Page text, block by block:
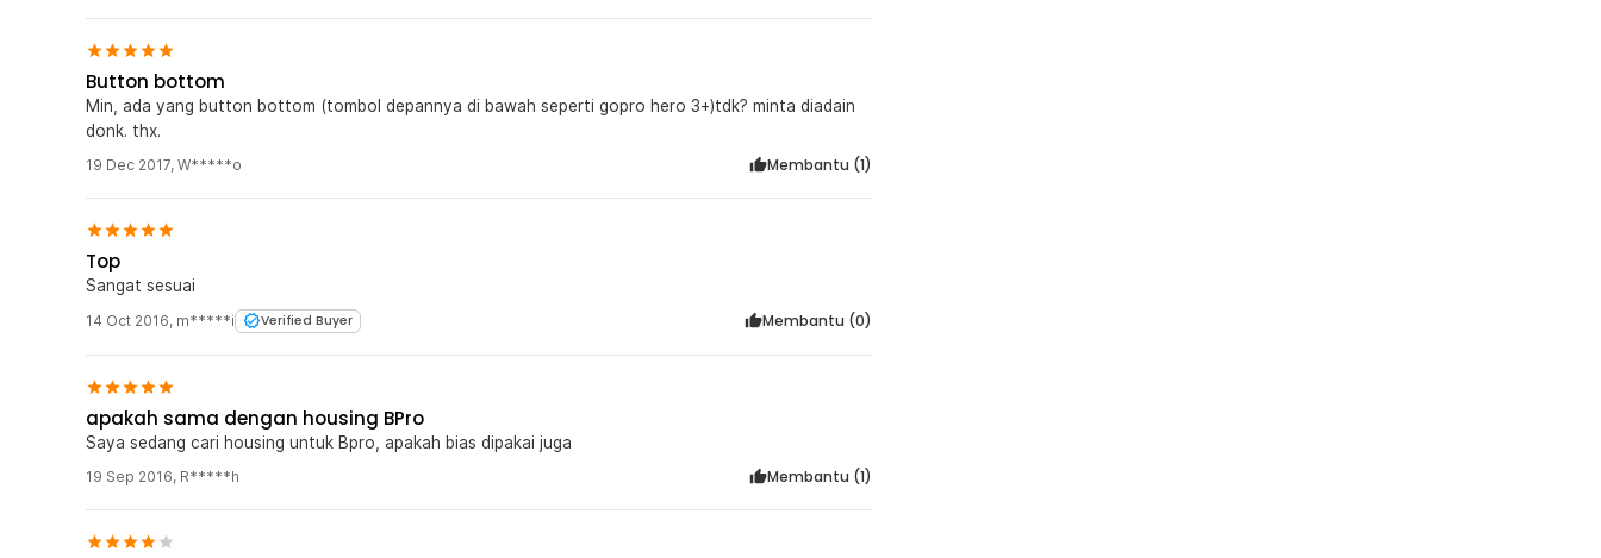
Button bottom
Min, ada yang button bottom (tombol depannya di bawah seperti gopro hero 3+)tdk? minta diadain
donk. thx.
19 Dec 2017, W*****o Membantu (1)
Top
Sangat sesuai
14 Oct 2016, m*****i Verified Buyer Membantu (0)
apakah sama dengan housing BPro
Saya sedang cari housing untuk Bpro, apakah bias dipakai juga
19 Sep 2016, R*****h Membantu (1)